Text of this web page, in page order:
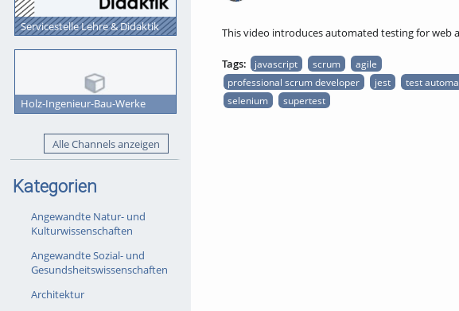
Servicestelle Lehre & Didaktik
Holz-Ingenieur-Bau-Werke
Alle Channels anzeigen
Kategorien
Angewandte Natur- und
Kulturwissenschaften
Angewandte Sozial- und
Gesundsheitswissenschaften
Architektur
This video introduces automated testing for web
Tags: javascript scrum
agile
professional scrum developer
jest
test
selenium
supertest